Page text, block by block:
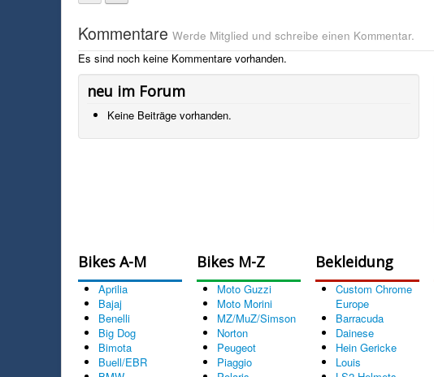
Kommentare Werde Mitglied und schreibe einen Kommentar.
Es sind noch keine Kommentare vorhanden.
neu im Forum
Keine Beiträge vorhanden.
Bikes A-M
Aprilia
Bajaj
Benelli
Big Dog
Bimota
Buell/EBR
Bikes M-Z
Moto Guzzi
Moto Morini
MZ/MuZ/Simson
Norton
Peugeot
Piaggio
Bekleidung
Custom Chrome
Europe
Barracuda
Dainese
Hein Gericke
Louis